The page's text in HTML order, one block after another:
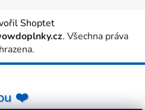
Shoptet
. Všechna práva
❤️